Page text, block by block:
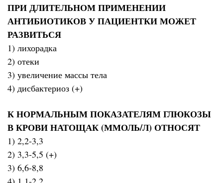
ПРИ ДЛИТЕЛЬНОМ ПРИМЕНЕНИИ
АНТИБИОТИКОВ У ПАЦИЕНТКИ МОЖЕТ
РАЗВИТЬСЯ
1) лихорадка
2) отеки
3) увеличение массы тела
4) дисбактериоз (+)
К НОРМАЛЬНЫМ ПОКАЗАТЕЛЯМ ГЛЮКОЗЫ
В КРОВИ НАТОЩАК (ММОЛЬ/Л) ОТНОСЯТ
1) 2,2-3,3
2) 3,3-5,5 (+)
3) 6,6-8,8